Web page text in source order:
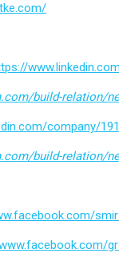
build-relation/
company/
build-relation/